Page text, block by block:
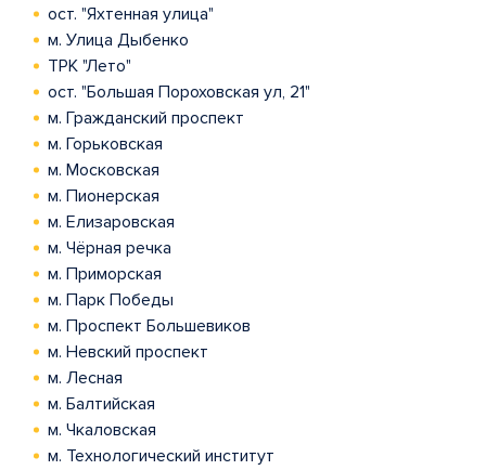
ост. "Яхтенная улица"
м. Улица Дыбенко
ТРК "Лето"
ост. "Большая Пороховская ул, 21"
м. Гражданский проспект
м. Горьковская
м. Московская
м. Пионерская
м. Елизаровская
м. Чёрная речка
м. Приморская
м. Парк Победы
м. Проспект Большевиков
м. Невский проспект
м. Лесная
м. Балтийская
м. Чкаловская
м. Технологический институт